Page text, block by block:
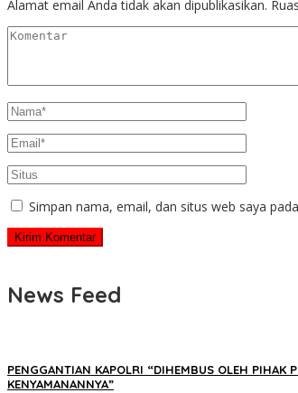
Alamat email Anda tidak akan dipublikasikan.
Simpan nama, email, dan situs web saya
News Feed
PENGGANTIAN KAPOLRI “DIHEMBUS OLEH PIHAK
KENYAMANANNYA”